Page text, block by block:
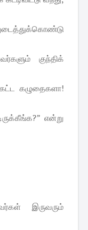
குந்திக்
கழுதைகளா!
என்று
இருவரும்